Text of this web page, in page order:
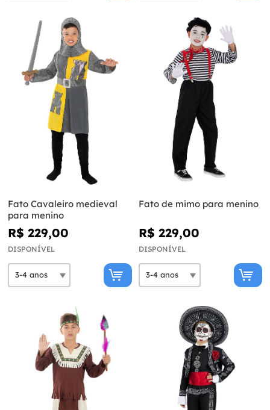
Fato Cavaleiro medieval
para menino
R$ 229,00
DISPONÍVEL
Fato de mimo para menino
R$ 229,00
DISPONÍVEL